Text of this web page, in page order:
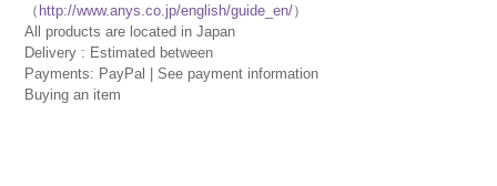
（ http://www.anys.co.jp/english/guide_en/）
All products are located in Japan
Delivery : Estimated between
Payments: PayPal | See payment information
Buying an item